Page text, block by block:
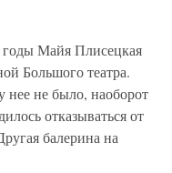
Майя Плисецкая
Большого театра.
нее не было, наоборот
отказываться от
балерина на